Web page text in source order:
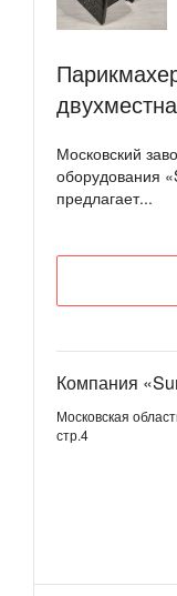
Московский
оборудования
предлагает...
Компания
Московская
стр.4